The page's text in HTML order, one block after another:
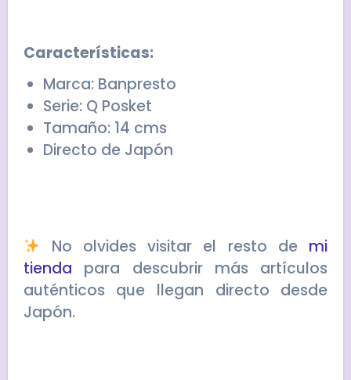
Características:
Marca: Banpresto
Serie: Q Posket
Tamaño: 14 cms
Directo de Japón
No olvides visitar el resto de mi
tienda para descubrir más artículos
auténticos que llegan directo desde
Japón.